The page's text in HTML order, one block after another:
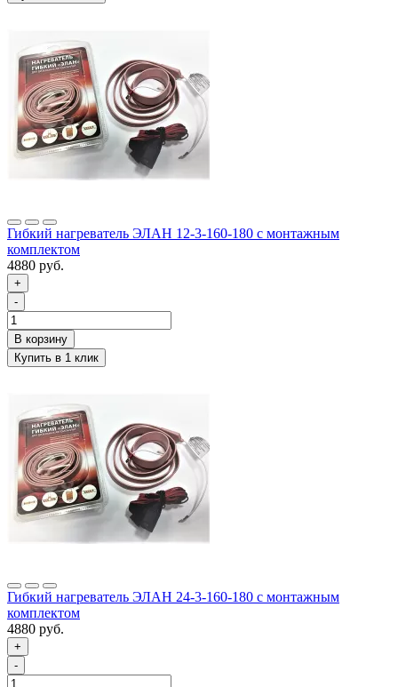
Гибкий нагреватель ЭЛАН 12-3-160-180 с монтажным
комплектом
4880 руб.
+
-
Гибкий нагреватель ЭЛАН 24-3-160-180 с монтажным
комплектом
4880 руб.
+
-